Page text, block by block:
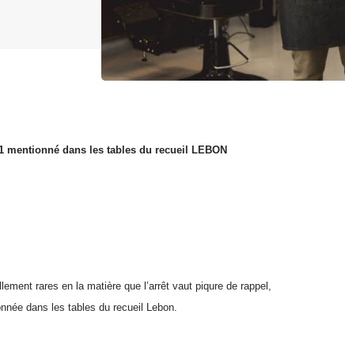
mentionné dans les tables du recueil LEBON
rares en la matière que l’arrêt vaut piqure de rappel,
dans les tables du recueil Lebon.